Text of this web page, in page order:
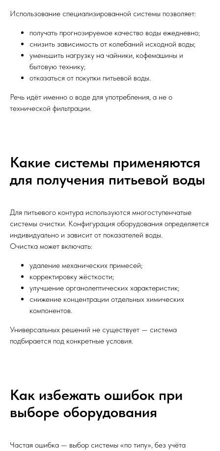
Использование специализированной системы позволяет:
получать прогнозируемое качество воды ежедневно;
снизить зависимость от колебаний исходной воды;
уменьшить нагрузку на чайники, кофемашины и
бытовую технику;
отказаться от покупки питьевой воды.
Речь идёт именно о воде для употребления, а не о
технической фильтрации.
Какие системы применяются
для получения питьевой воды
Для питьевого контура используются многоступенчатые
системы очистки. Конфигурация оборудования определяется
индивидуально и зависит от показателей воды.
Очистка может включать:
удаление механических примесей;
корректировку жёсткости;
улучшение органолептических характеристик;
снижение концентрации отдельных химических
компонентов.
Универсальных решений не существует — система
подбирается под конкретные условия.
Как избежать ошибок при
выборе оборудования
Частая ошибка — выбор системы «по типу», без учёта